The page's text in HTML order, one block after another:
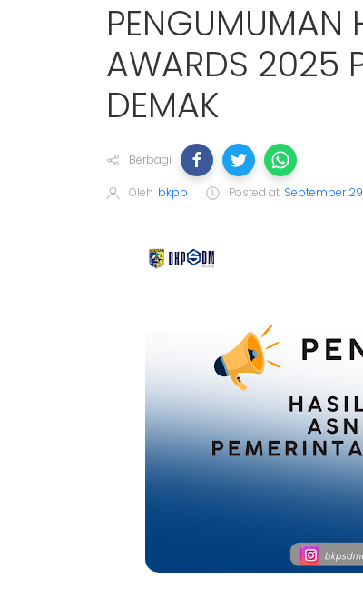
PENGUMUMAN
AWARDS 2025
DEMAK
Berbagi
Oleh bkpp Posted at September